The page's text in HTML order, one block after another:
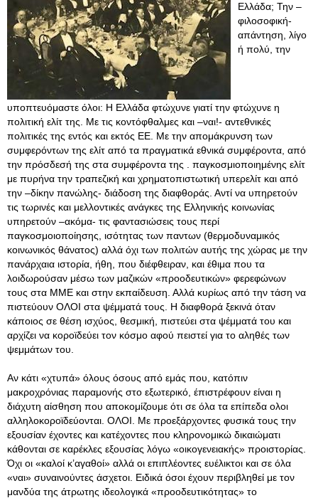
Ελλάδα; Την –
φιλοσοφική-
απάντηση, λίγο
ή πολύ, την
υποπτευόμαστε όλοι: Η Ελλάδα φτώχυνε γιατί την φτώχυνε η
πολιτική ελίτ της. Με τις κοντόφθαλμες και –ναι!- αντεθνικές
πολιτικές της εντός και εκτός ΕΕ. Με την απομάκρυνση των
συμφερόντων της ελίτ από τα πραγματικά εθνικά συμφέροντα, από
την πρόσδεσή της στα συμφέροντα της . παγκοσμιοποιημένης ελίτ
με πυρήνα την τραπεζική και χρηματοπιστωτική υπερελίτ και από
την –δίκην πανώλης- διάδοση της διαφθοράς. Αντί να υπηρετούν
τις τωρινές και μελλοντικές ανάγκες της Ελληνικής κοινωνίας
υπηρετούν –ακόμα- τις φαντασιώσεις τους περί
παγκοσμοιοποίησης, ισότητας των παντων (θερμοδυναμικός
κοινωνικός θάνατος) αλλά όχι των πολιτών αυτής της χώρας με την
πανάρχαια ιστορία, ήθη, που διέφθειραν, και έθιμα που τα
λοιδωρούσαν μέσω των μαζικών «προοδευτικών» φερεφώνων
τους στα ΜΜΕ και στην εκπαίδευση. Αλλά κυρίως από την τάση να
πιστεύουν ΟΛΟΙ στα ψέμματά τους. Η διαφθορά ξεκινά όταν
κάποιος σε θέση ισχύος, θεσμική, πιστεύει στα ψέμματά του και
αρχίζει να κοροϊδεύει τον κόσμο αφού πειστεί για το αληθές των
ψεμμάτων του.
Αν κάτι «χτυπά» όλους όσους από εμάς που, κατόπιν
μακροχρόνιας παραμονής στο εξωτερικό, έπιστρέφουν είναι η
διάχυτη αίσθηση που αποκομίζουμε ότι σε όλα τα επίπεδα ολοι
αλληλοκοροϊδεύονται. ΟΛΟΙ. Με προεξάρχοντες φυσικά τους την
εξουσίαν έχοντες και κατέχοντες που κληρονομικώ δικαιώματι
κάθονται σε καρέκλες εξουσίας λόγω «οικογενειακής» προιστορίας.
Όχι οι «καλοί κ’αγαθοί» αλλά οι επιπλέοντες ευέλικτοι και σε όλα
«ναι» συναινούντες άσχετοι. Ειδικά όσοι έχουν περιβληθεί με τον
μανδύα της άτρωτης ιδεολογικά «προοδευτικότητας» το